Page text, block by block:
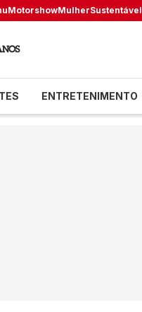
MotorshowMulherSustentável
ENTRETENIMENTO